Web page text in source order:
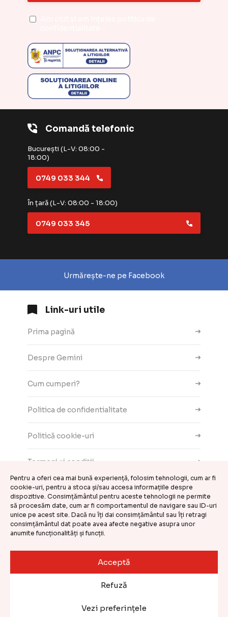
Pentru a oferi cea mai bună experiență, folosim tehnologii, cum ar fi
cookie-uri, pentru a stoca și/sau accesa informațiile despre
dispozitive. Consimțământul pentru aceste tehnologii ne permite
să procesăm date, cum ar fi comportamentul de navigare sau ID-uri
unice pe acest site. Dacă nu îți dai consimțământul sau îți retragi
consimțământul dat poate avea afecte negative asupra unor
anumite funcționalități și funcții.
Acceptă
Refuză
Vezi preferințele
Comandă telefonic
București (L-V: 08:00 -
18:00)
0749 033 344
În țară (L-V: 08:00 - 18:00)
0749 033 345
Urmărește-ne pe Facebook
Link-uri utile
Prima pagină
Despre Gemini
Cum cumperi?
Politica de confidentialitate
Politică cookie-uri
Termeni și condiții
Contact
ANPC
Setări cookie-uri
Website realizat și întreținut deKooperativa